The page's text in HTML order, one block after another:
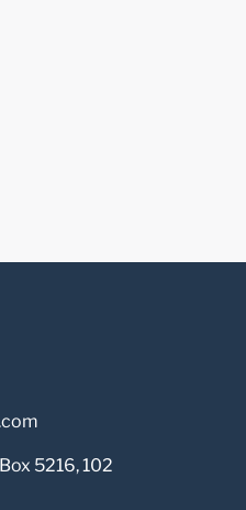
5216, 102